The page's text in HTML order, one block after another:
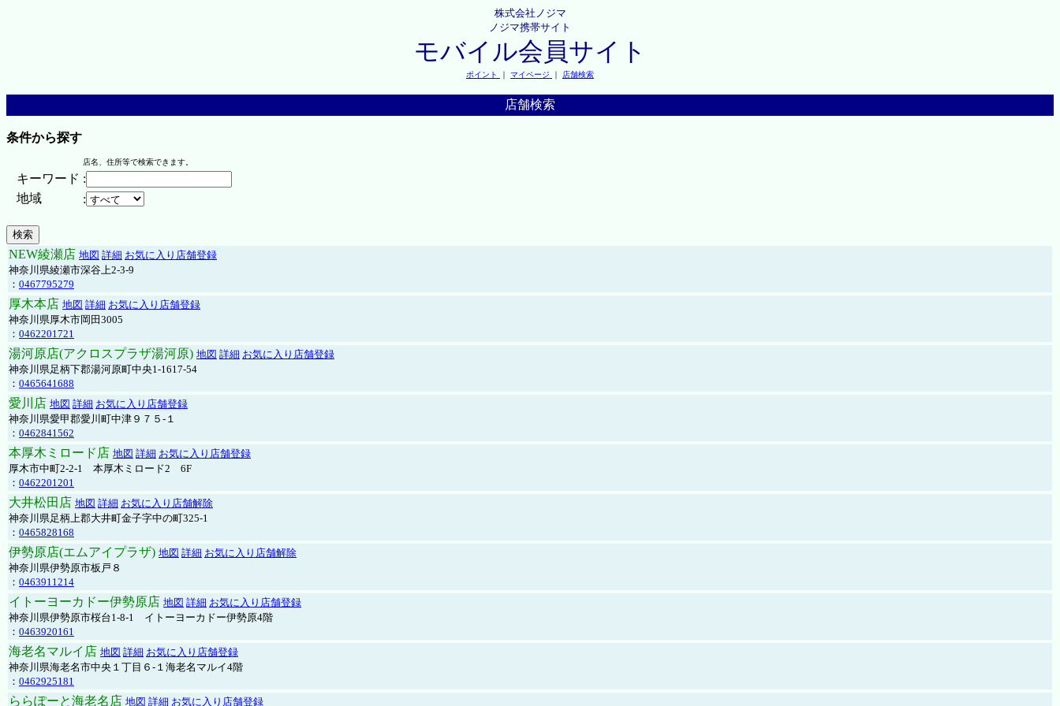
株式会社ノジマ
ノジマ携帯サイト
モバイル会員サイト
ポイント ｜ マイページ ｜ 店舗検索
店舗検索
条件から探す
店名、住所等で検索できます。
キーワード :
地域
:
NEW綾瀬店 地図 詳細 お気に入り店舗登録
神奈川県綾瀬市深谷上2-3-9
： 0467795279
厚木本店 地図 詳細 お気に入り店舗登録
神奈川県厚木市岡田3005
： 0462201721
湯河原店(アクロスプラザ湯河原) 地図 詳細 お気に入り店舗登録
神奈川県足柄下郡湯河原町中央1-1617-54
： 0465641688
愛川店 地図 詳細 お気に入り店舗登録
神奈川県愛甲郡愛川町中津９７５-１
： 0462841562
本厚木ミロード店 地図 詳細 お気に入り店舗登録
厚木市中町2-2-1 本厚木ミロード2 6F
： 0462201201
大井松田店 地図 詳細 お気に入り店舗解除
神奈川県足柄上郡大井町金子字中の町325-1
： 0465828168
伊勢原店(エムアイプラザ) 地図 詳細 お気に入り店舗解除
神奈川県伊勢原市板戸８
： 0463911214
イトーヨーカドー伊勢原店 地図 詳細 お気に入り店舗登録
神奈川県伊勢原市桜台1-8-1 イトーヨーカドー伊勢原4階
： 0463920161
海老名マルイ店 地図 詳細 お気に入り店舗登録
神奈川県海老名市中央１丁目６-１海老名マルイ4階
： 0462925181
ららぽーと海老名店 地図 詳細 お気に入り店舗登録